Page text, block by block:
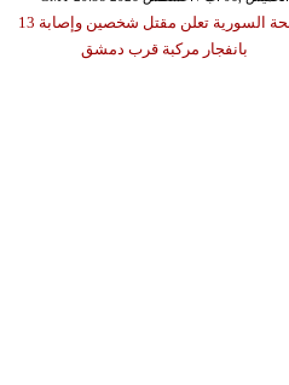
الصحة السورية تعلن مقتل شخصين وإصابة 13
بانفجار مركبة قرب دمشق